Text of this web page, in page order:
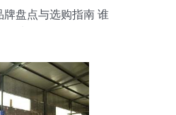
盘点与选购指南 谁